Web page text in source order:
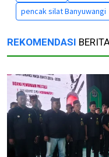
pencak silat Banyuwangi
REKOMENDASI